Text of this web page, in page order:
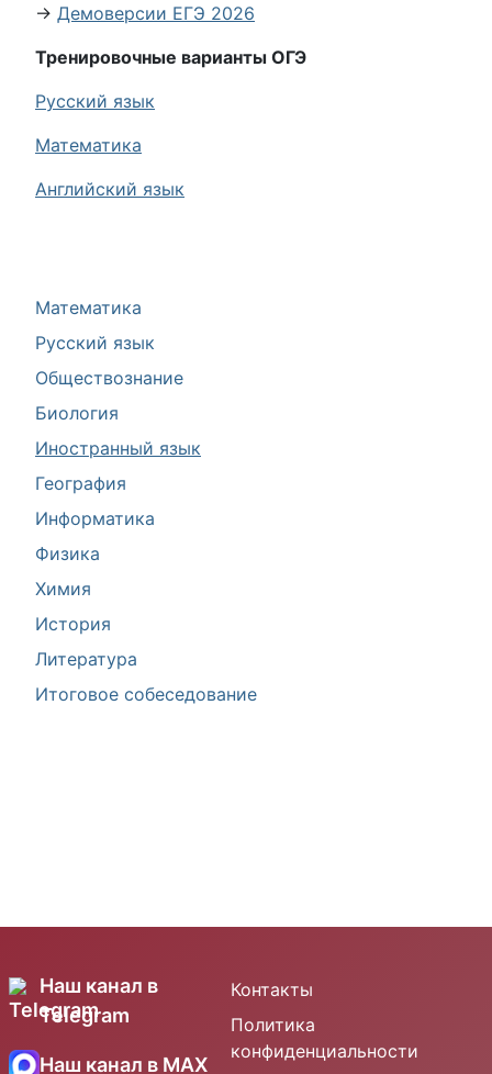
Математика
Русский язык
Обществознание
Биология
Иностранный язык
География
Информатика
Физика
Химия
История
Литература
Итоговое собеседование
→ Демоверсии ЕГЭ 2026
Тренировочные варианты ОГЭ
Русский язык
Математика
Английский язык
Наш канал в
Telegram
Наш канал в MAX
Контакты
Политика
конфиденциальности